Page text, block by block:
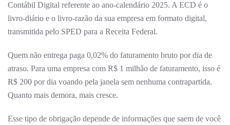
Contábil Digital referente ao ano-calendário 2025. A ECD é o
livro-diário e o livro-razão da sua empresa em formato digital,
transmitida pelo SPED para a Receita Federal.
Quem não entrega paga 0,02% do faturamento bruto por dia de
atraso. Para uma empresa com R$ 1 milhão de faturamento, isso é
R$ 200 por dia voando pela janela sem nenhuma contrapartida.
Quanto mais demora, mais cresce.
Esse tipo de obrigação depende de informações que saem de você